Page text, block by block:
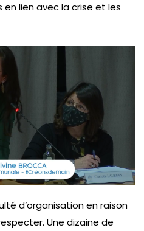
en lien avec la crise et les
d’organisation en raison
Une dizaine de